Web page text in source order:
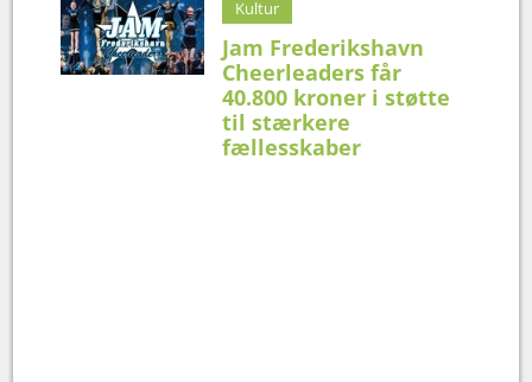
Kultur
Jam Frederikshavn
Cheerleaders får
40.800 kroner i støtte
til stærkere
fællesskaber